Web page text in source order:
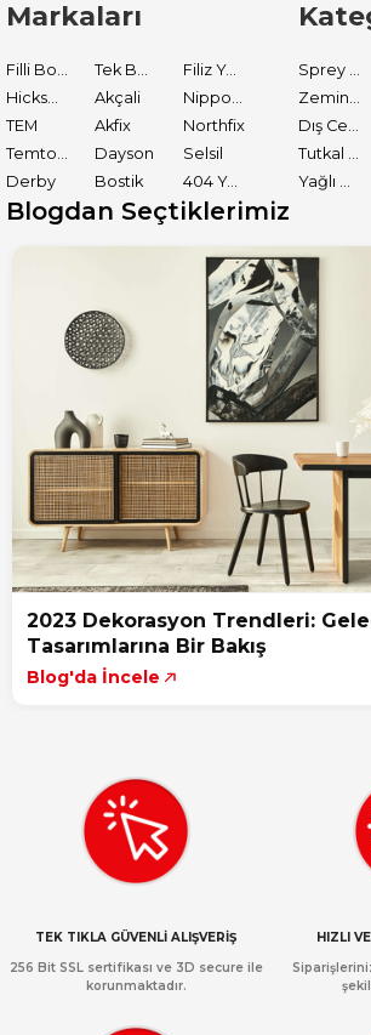
Markaları
Filiz Yapı Market
Akçali
TEM
Akfix
Northfix
Dayson
Selsil
Derby
Bostik 404 Yapıştırıcı
Blogdan Seçtiklerimiz
2023 Dekorasyon Trendleri:
Tasarımlarına Bir Bakış
Blog'da İncele
TEK TIKLA GÜVENLİ ALIŞVERİŞ
256 Bit SSL sertifikası ve 3D secure ile
korunmaktadır.
HIZLI